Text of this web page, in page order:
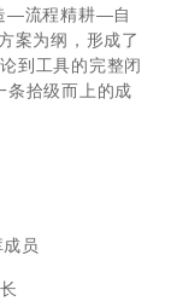
—流程精耕—自
案为纲，形成了
到工具的完整闭
条拾级而上的成
员